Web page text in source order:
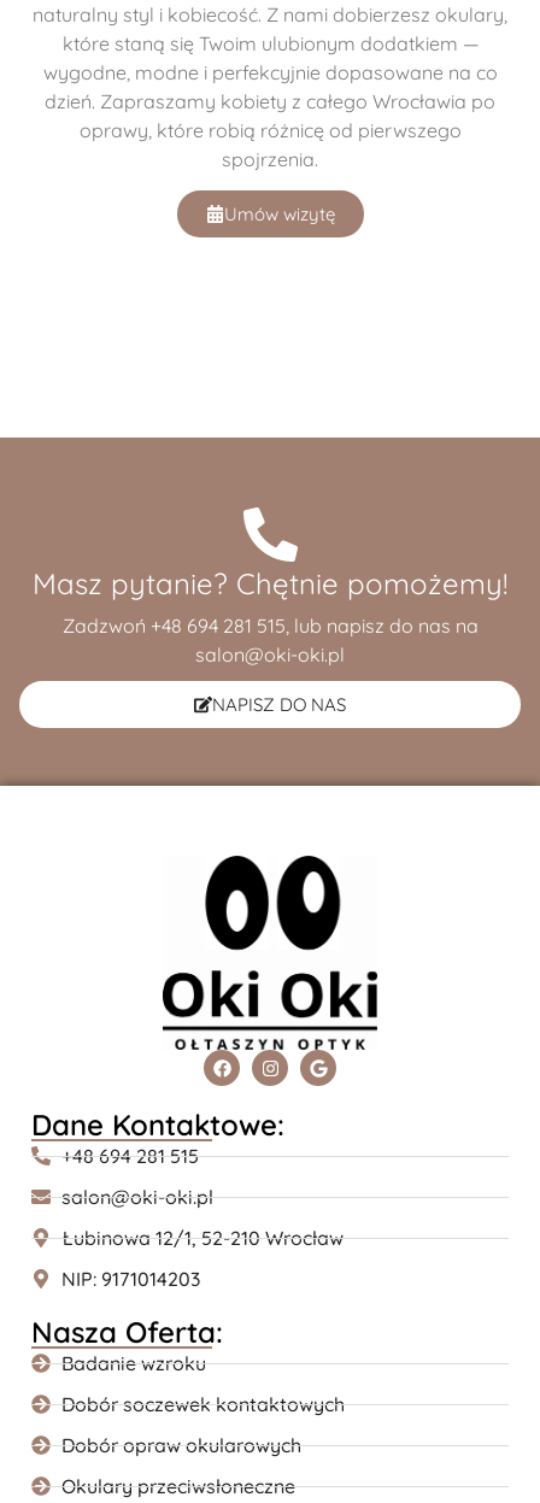
naturalny styl i kobiecość. Z nami dobierzesz okulary,
które staną się Twoim ulubionym dodatkiem —
wygodne, modne i perfekcyjnie dopasowane na co
dzień. Zapraszamy kobiety z całego Wrocławia po
oprawy, które robią różnicę od pierwszego
spojrzenia.
Umów wizytę
Masz pytanie? Chętnie pomożemy!
Zadzwoń +48 694 281 515, lub napisz do nas na
salon@oki-oki.pl
NAPISZ DO NAS
Dane Kontaktowe:
+48 694 281 515
salon@oki-oki.pl
Łubinowa 12/1, 52-210 Wrocław
NIP: 9171014203
Nasza Oferta:
Badanie wzroku
Dobór soczewek kontaktowych
Dobór opraw okularowych
Okulary przeciwsłoneczne